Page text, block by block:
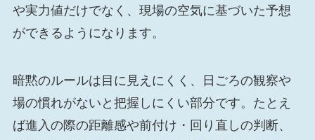
や実力値だけでなく、現場の空気に基づいた予想
ができるようになります。
暗黙のルールは目に見えにくく、日ごろの観察や
場の慣れがないと把握しにくい部分です。たとえ
ば進入の際の距離感や前付け・回り直しの判断、